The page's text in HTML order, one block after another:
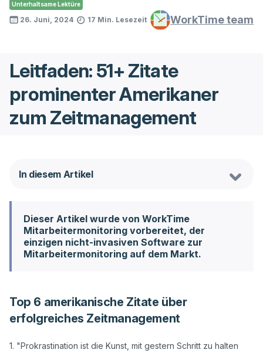
Unterhaltsame Lektüre
26. Juni, 2024 17 Min. Lesezeit WorkTime team
Leitfaden: 51+ Zitate
prominenter Amerikaner
zum Zeitmanagement
In diesem Artikel
Dieser Artikel wurde von WorkTime
Mitarbeitermonitoring vorbereitet, der
einzigen nicht-invasiven Software zur
Mitarbeitermonitoring auf dem Markt.
Top 6 amerikanische Zitate über
erfolgreiches Zeitmanagement
1. "Prokrastination ist die Kunst, mit gestern Schritt zu halten